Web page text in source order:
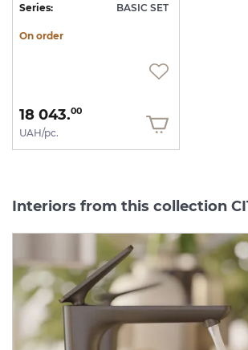
Series: BASIC SET
On order
18 043.00
UAH/pc.
Interiors from this collection